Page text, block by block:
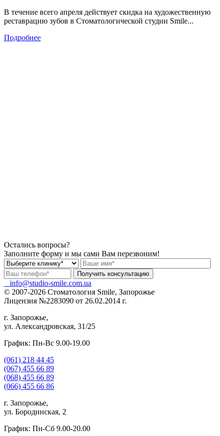
В течение всего апреля действует скидка на художественную
реставрацию зубов в Стоматологической студии Smile...
Подробнее
Остались вопросы?
Заполните форму и мы сами Вам перезвоним!
info@studio-smile.com.ua
© 2007-2026 Стоматология Smile, Запорожье
Лицензия №2283090 от 26.02.2014 г.
г. Запорожье,
ул. Александровская, 31/25
График: Пн-Вс 9.00-19.00
(061) 218 44 45
(067) 455 66 89
(068) 455 66 89
(066) 455 66 86
г. Запорожье,
ул. Бородинская, 2
График: Пн-Сб 9.00-20.00